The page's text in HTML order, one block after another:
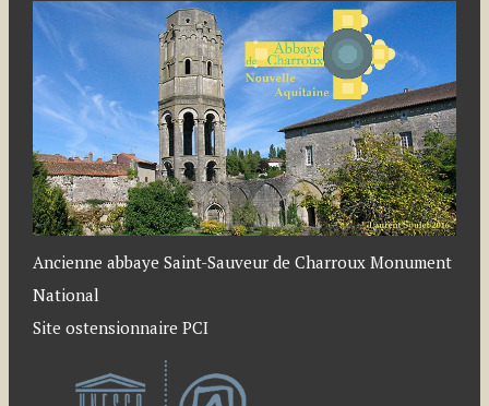
Ancienne abbaye Saint-Sauveur de Charroux Monument
National
Site ostensionnaire PCI